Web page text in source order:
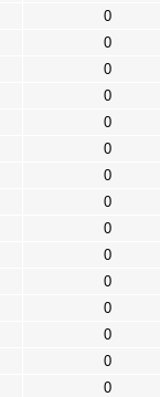
0
0
0
0
0
0
0
0
0
0
0
0
0
0
0